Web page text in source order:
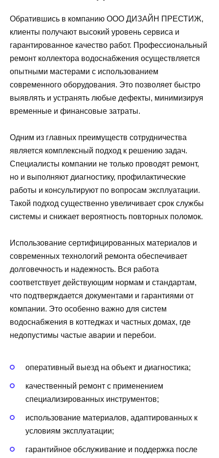
Обратившись в компанию ООО ДИЗАЙН ПРЕСТИЖ,
клиенты получают высокий уровень сервиса и
гарантированное качество работ. Профессиональный
ремонт коллектора водоснабжения осуществляется
опытными мастерами с использованием
современного оборудования. Это позволяет быстро
выявлять и устранять любые дефекты, минимизируя
временные и финансовые затраты.
Одним из главных преимуществ сотрудничества
является комплексный подход к решению задач.
Специалисты компании не только проводят ремонт,
но и выполняют диагностику, профилактические
работы и консультируют по вопросам эксплуатации.
Такой подход существенно увеличивает срок службы
системы и снижает вероятность повторных поломок.
Использование сертифицированных материалов и
современных технологий ремонта обеспечивает
долговечность и надежность. Вся работа
соответствует действующим нормам и стандартам,
что подтверждается документами и гарантиями от
компании. Это особенно важно для систем
водоснабжения в коттеджах и частных домах, где
недопустимы частые аварии и перебои.
оперативный выезд на объект и диагностика;
качественный ремонт с применением
специализированных инструментов;
использование материалов, адаптированных к
условиям эксплуатации;
гарантийное обслуживание и поддержка после